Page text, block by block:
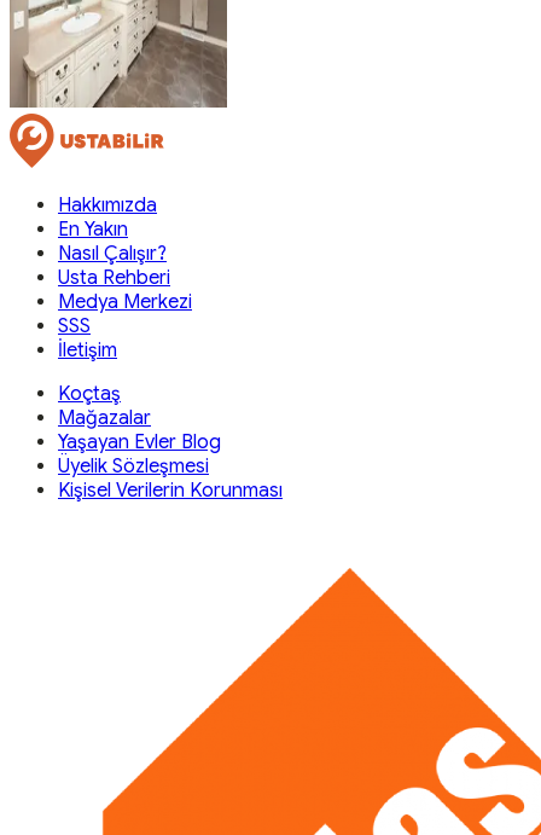
Hakkımızda
En Yakın
Nasıl Çalışır?
Usta Rehberi
Medya Merkezi
SSS
İletişim
Koçtaş
Mağazalar
Yaşayan Evler Blog
Üyelik Sözleşmesi
Kişisel Verilerin Korunması